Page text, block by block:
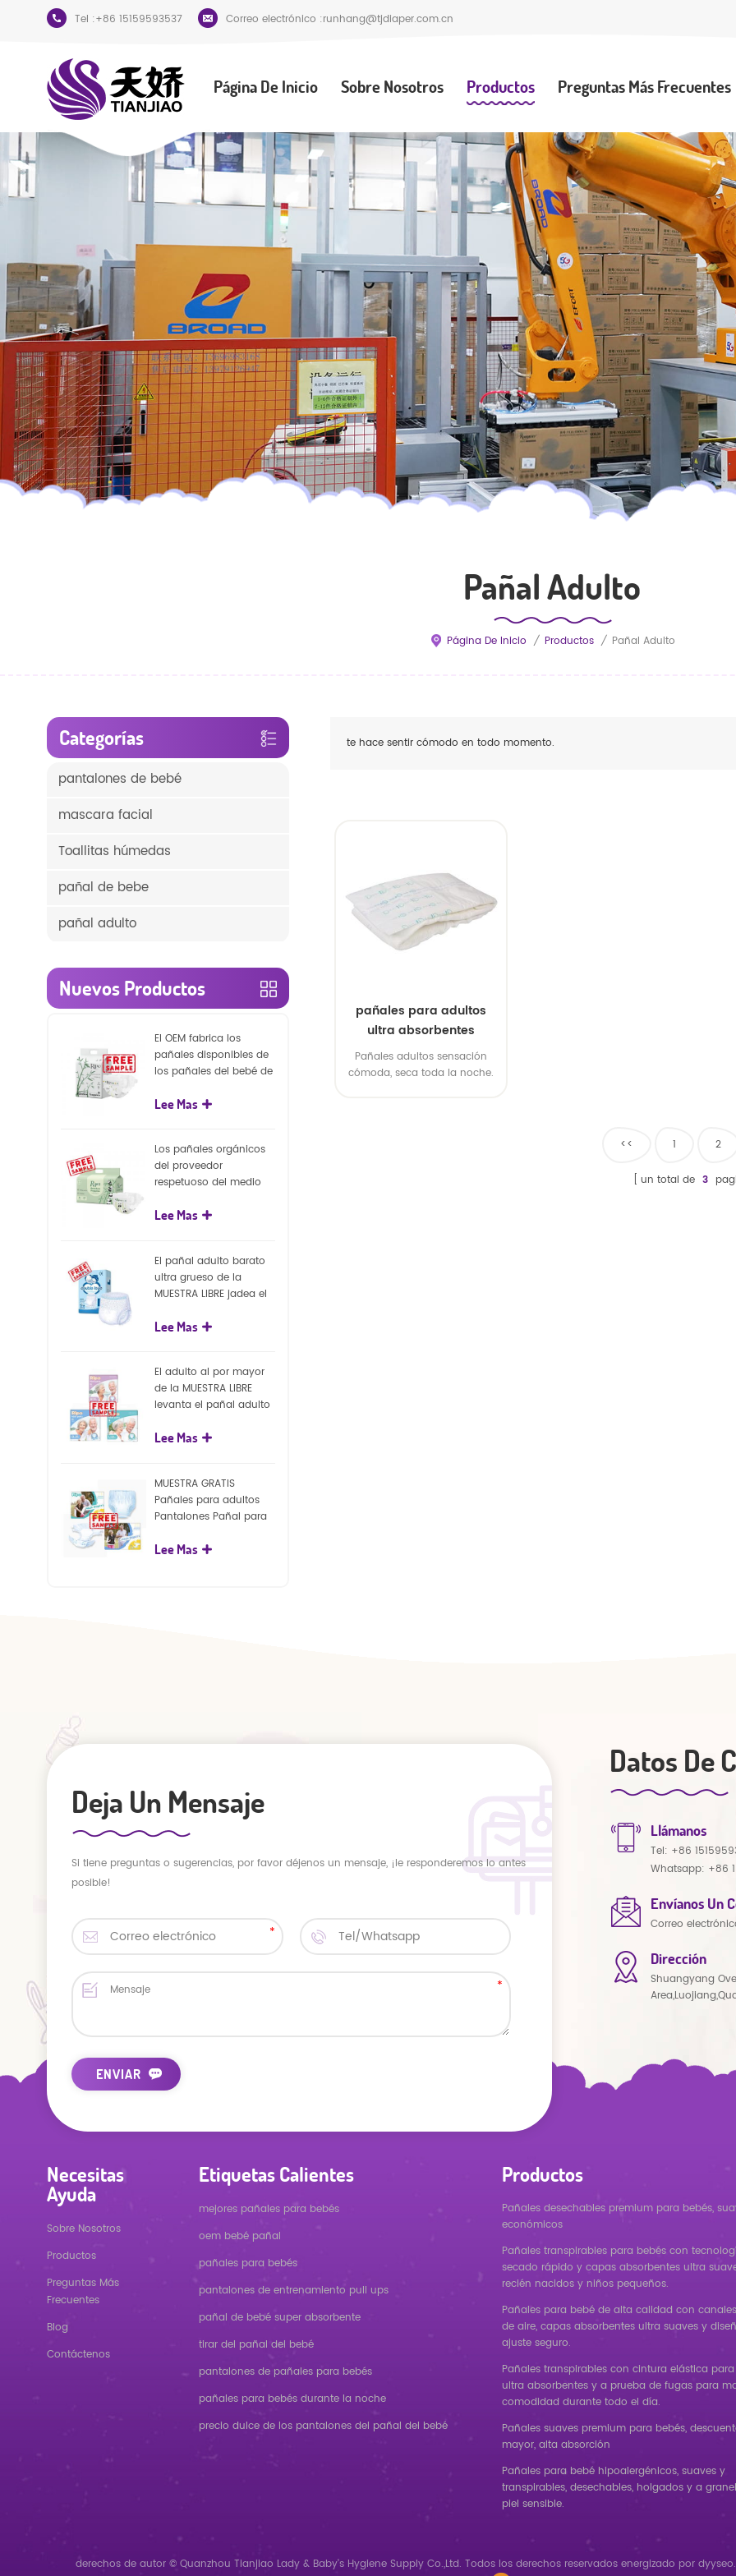
Tel :+86 15159593537 Correo electrónico :runhang@tjdiaper.com.cn
Página De Inicio Sobre Nosotros Productos Preguntas Más Frecuentes
Pañal Adulto
Página De Inicio / Productos / Pañal Adulto
te hace sentir cómodo en todo momento.
pañales para adultos
ultra absorbentes
desechables
Pañales adultos sensación
cómoda, seca toda la noche.
<< 1 2
un total de 3
Categorías
pantalones de bebé
mascara facial
Toallitas húmedas
pañal de bebe
pañal adulto
Nuevos Productos
El OEM fabrica los
pañales disponibles de
los pañales del bebé de
capa superficial
Lee Mas
Los pañales orgánicos
del proveedor
respetuoso del medio
llegada venden al por
de la naturaleza
Lee Mas
El pañal adulto barato
ultra grueso de la
MUESTRA LIBRE jadea el
para el adulto
Lee Mas
El adulto al por mayor
de la MUESTRA LIBRE
levanta el pañal adulto
pantalones del pañal
Lee Mas
MUESTRA GRATIS
Pañales para adultos
Pantalones Pañal para
para adultos
Lee Mas
Deja Un Mensaje
Si tiene preguntas o sugerencias, por favor déjenos un mensaje, ¡le responderemos lo antes
posible!
Datos De
Llámanos
Tel: +86
Whatsapp: +86
Envíanos Un
Correo
Dirección
Shuangyang
Necesitas
Ayuda
Sobre Nosotros
Productos
Preguntas Más
Frecuentes
Blog
Contáctenos
Etiquetas Calientes
mejores pañales para bebés
oem bebé pañal
pañales para bebés
pantalones de entrenamiento pull ups
pañal de bebé super absorbente
tirar del pañal del bebé
pantalones de pañales para bebés
pañales para bebés durante la noche
precio dulce de los pantalones del pañal del bebé
Productos
Pañales desechables premium para bebés,
económicos
Pañales transpirables para bebés con
secado rápido y capas absorbentes ultra
recién nacidos y niños pequeños.
Pañales para bebé de alta calidad con
de aire, capas absorbentes ultra suaves y
ajuste seguro.
Pañales transpirables con cintura elástica para
ultra absorbentes y a prueba de fugas para
comodidad durante todo el día.
Pañales suaves premium para bebés,
mayor, alta absorción
Pañales para bebé hipoalergénicos, suaves y
transpirables, desechables, holgados y a
piel sensible.
derechos de autor © Quanzhou Tianjiao Lady & Baby's Hygiene Supply Co.,Ltd. Todos los derechos reservados energizado por